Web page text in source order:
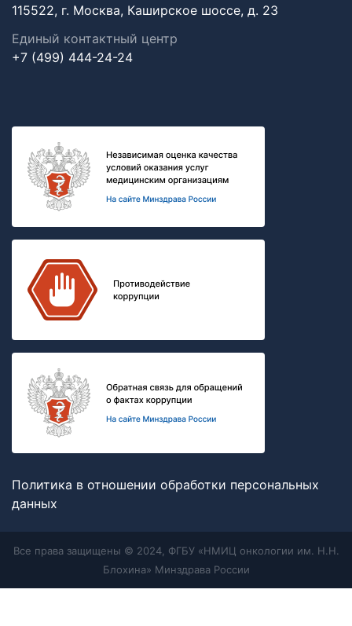
115522, г. Москва, Каширское шоссе, д. 23
Единый контактный центр
+7 (499) 444-24-24
Политика в отношении обработки персональных
данных
Все права защищены © 2024, ФГБУ «НМИЦ онкологии им. Н.Н.
Блохина» Минздрава России